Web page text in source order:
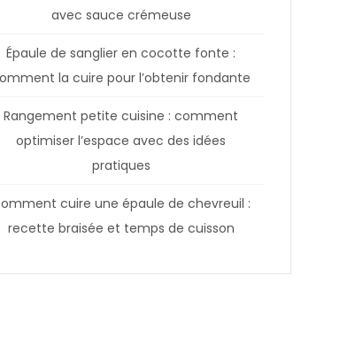
avec sauce crémeuse
Épaule de sanglier en cocotte fonte :
la cuire pour l’obtenir fondante
Rangement petite cuisine : comment
optimiser l’espace avec des idées
pratiques
cuire une épaule de chevreuil :
recette braisée et temps de cuisson